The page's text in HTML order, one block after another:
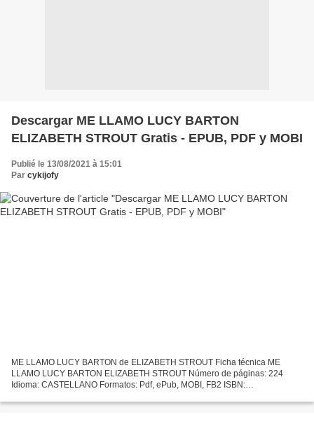
Descargar ME LLAMO LUCY BARTON
ELIZABETH STROUT Gratis - EPUB, PDF y MOBI
Publié le 13/08/2021 à 15:01
Par cykijofy
ME LLAMO LUCY BARTON de ELIZABETH STROUT Ficha técnica ME
LLAMO LUCY BARTON ELIZABETH STROUT Número de páginas: 224
Idioma: CASTELLANO Formatos: Pdf, ePub, MOBI, FB2 ISBN:
Descargar eBook gratis...